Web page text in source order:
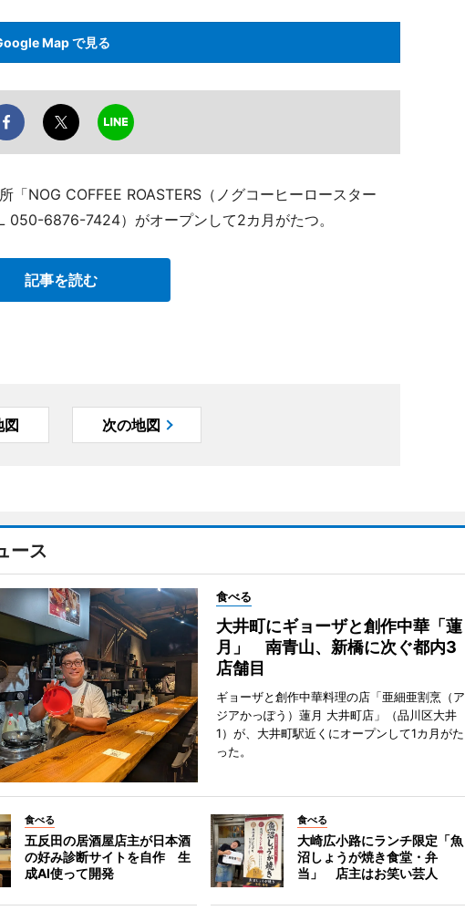
Map で見る
NOG COFFEE ROASTERS（ノグコーヒーロースター
050-6876-7424）がオープンして2カ月がたつ。
記事を読む
図 次の地図
ース
食べる
大井町にギョーザと創作中華「蓮
月」 南青山、新橋に次ぐ都内3
店舗目
ギョーザと創作中華料理の店「亜細亜割烹（ア
ジアかっぽう）蓮月 大井町店」（品川区大井
1）が、大井町駅近くにオープンして1カ月がた
った。
食べる
五反田の居酒屋店主が日本酒
の好み診断サイトを自作 生
成AI使って開発
食べる
大崎広小路にランチ限定「魚
沼しょうが焼き食堂・弁
当」 店主はお笑い芸人